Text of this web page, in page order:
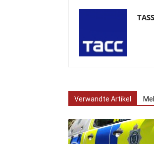
TASS
Verwandte Artikel